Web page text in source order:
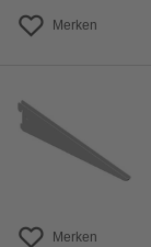
Merken
Merken